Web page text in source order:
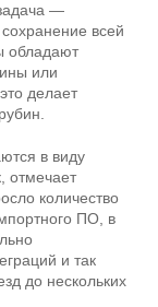
—
всей
обладают
или
делает
в виду
отмечает
количество
ПО, в
и так
до нескольких